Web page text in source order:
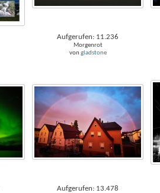
Aufgerufen: 11.236
Morgenrot
von gladstone
Aufgerufen: 13.478